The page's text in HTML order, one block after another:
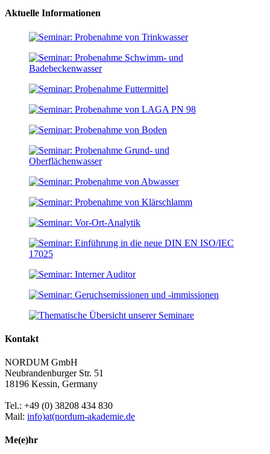
Aktuelle Informationen
Kontakt
NORDUM GmbH
Neubrandenburger Str. 51
18196 Kessin, Germany
Tel.: +49 (0) 38208 434 830
Mail: info)at(nordum-akademie.de
Me(e)hr